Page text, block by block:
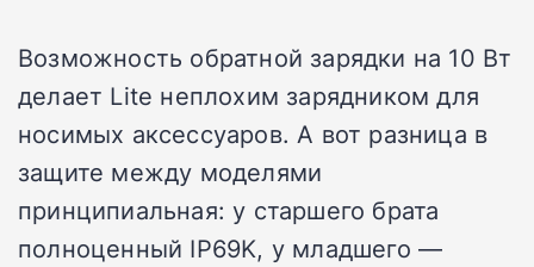
Возможность обратной зарядки на 10 Вт
делает Lite неплохим зарядником для
носимых аксессуаров. А вот разница в
защите между моделями
принципиальная: у старшего брата
полноценный IP69K, у младшего —